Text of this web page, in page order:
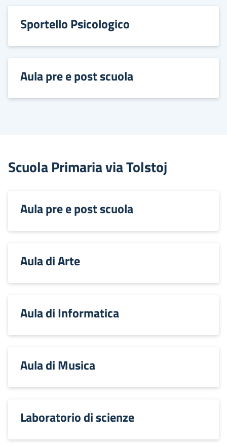
Sportello Psicologico
Aula pre e post scuola
Scuola Primaria via Tolstoj
Aula pre e post scuola
Aula di Arte
Aula di Informatica
Aula di Musica
Laboratorio di scienze